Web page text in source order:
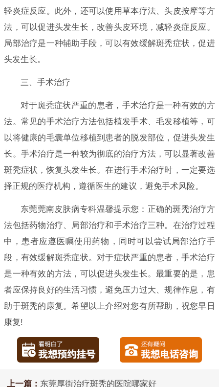
轻炎症反应。此外，还可以使用草本疗法、头皮按摩等方
法，可以促进头发生长，改善头皮环境，减轻炎症反应。
局部治疗是一种辅助手段，可以有效缓解斑秃症状，促进
头发生长。
三、手术治疗
对于斑秃症状严重的患者，手术治疗是一种有效的方
法。常见的手术治疗方法包括植发手术、毛发移植等，可
以将健康的毛囊单位移植到患者的脱发部位，促进头发生
长。手术治疗是一种较为彻底的治疗方法，可以显著改善
斑秃症状，恢复头发生长。在进行手术治疗时，一定要选
择正规的医疗机构，遵循医生的建议，避免手术风险。
东莞莞南皮肤病专科温馨提示您：正确的斑秃治疗方
法包括药物治疗、局部治疗和手术治疗三种。在治疗过程
中，患者应遵医嘱使用药物，同时可以尝试局部治疗手
段，有效缓解斑秃症状。对于症状严重的患者，手术治疗
是一种有效的方法，可以促进头发生长。最重要的是，患
者应保持良好的生活习惯，避免压力过大、规律作息，有
助于斑秃的康复。希望以上介绍对您有所帮助，祝您早日
康复!
上一篇： 东莞厚街治疗斑秃的医院哪家好